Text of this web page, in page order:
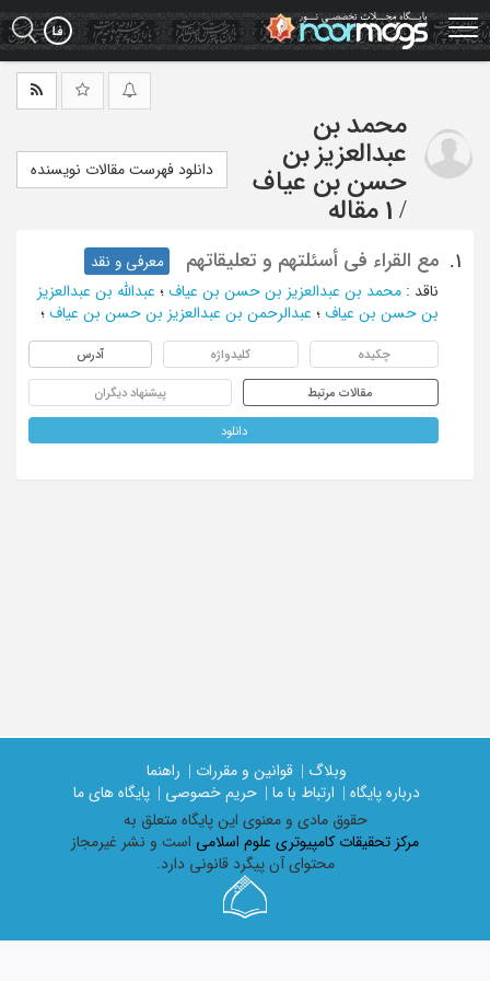
Skip
to
main
محمد بن
عبدالعزیز بن
حسن بن عیاف
/ 1 مقاله
دانلود فهرست مقالات نویسنده
1. مع القراء فی أسئلتهم و تعلیقاتهم
معرفی و نقد
ناقد : محمد بن عبدالعزیز بن حسن بن عیاف ؛ عبدالله بن عبدالعزیز
بن حسن بن عیاف ؛ عبدالرحمن بن عبدالعزیز بن حسن بن عیاف ؛
چکیده کلیدواژه آدرس
مقالات مرتبط پیشنهاد دیگران
دانلود
وبلاگ | قوانین و مقررات |
راهنما
درباره پایگاه |
ارتباط با ما | حریم خصوصی |
پایگاه های ما
حقوق مادی و معنوی اين پايگاه متعلق به
مرکز تحقیقات کامپیوتری علوم اسلامی است و نشر غیرمجاز
محتوای آن پیگرد قانونی دارد.